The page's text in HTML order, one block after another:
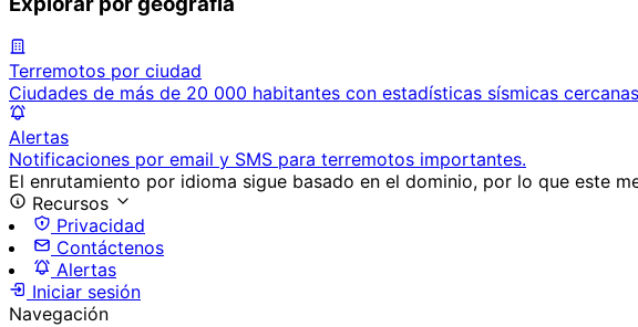
Terremotos por ciudad
Ciudades de más de 20 000 habitantes con estadísticas sísmicas
Alertas
Notificaciones por email y SMS para terremotos importantes.
El enrutamiento por idioma sigue basado en el dominio, por lo que este
Recursos
Privacidad
Contáctenos
Alertas
Iniciar sesión
Navegación